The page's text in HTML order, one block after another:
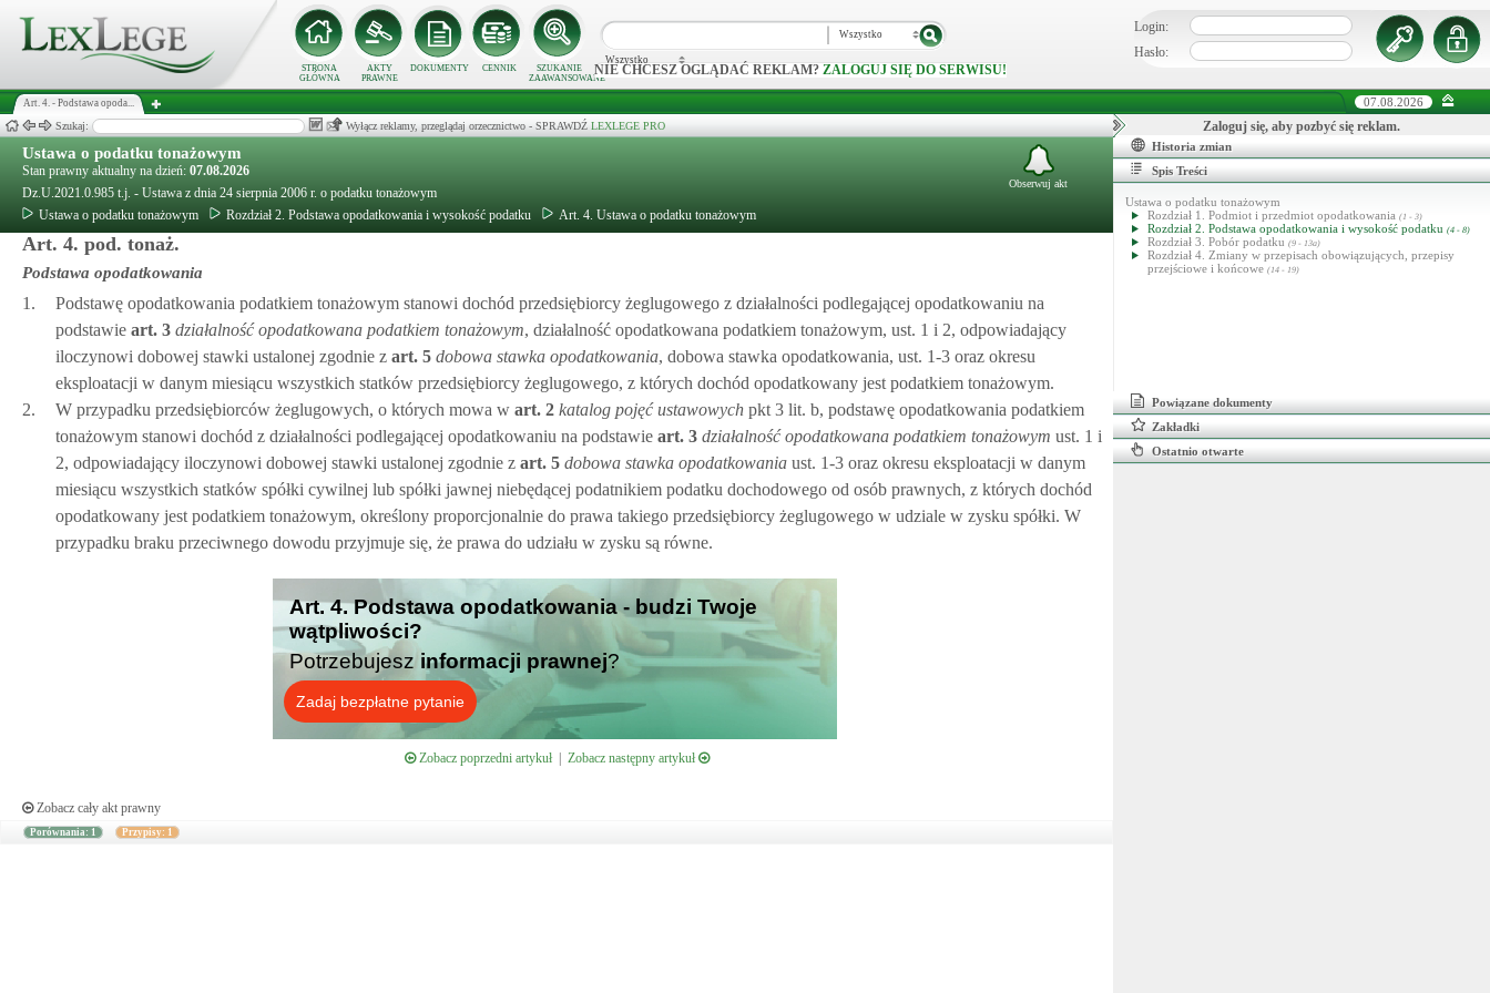
STRONA
GŁÓWNA
AKTY
PRAWNE
DOKUMENTY CENNIK
SZUKANIE
ZAAWANSOWANE
Wszystko
Wszystko
NIE CHCESZ OGLĄDAĆ REKLAM? ZALOGUJ SIĘ DO SERWISU!
Login:
Hasło:
Art. 4. - Podstawa opoda... 07.08.2026
Szukaj: Wyłącz reklamy, przeglądaj orzecznictwo - SPRAWDŹ LEXLEGE PRO
Ustawa o podatku tonażowym
Stan prawny aktualny na dzień: 07.08.2026
Dz.U.2021.0.985 t.j. - Ustawa z dnia 24 sierpnia 2006 r. o podatku tonażowym
Ustawa o podatku tonażowym
Rozdział 2. Podstawa opodatkowania i wysokość podatku Art. 4. Ustawa o podatku tonażowym
Obserwuj akt
Art. 4. pod. tonaż.
Podstawa opodatkowania
1.
Podstawę opodatkowania podatkiem tonażowym stanowi dochód przedsiębiorcy żeglugowego z działalności podlegającej opodatkowaniu na
podstawie art. 3 działalność opodatkowana podatkiem tonażowym, działalność opodatkowana podatkiem tonażowym, ust. 1 i 2, odpowiadający
iloczynowi dobowej stawki ustalonej zgodnie z art. 5 dobowa stawka opodatkowania, dobowa stawka opodatkowania, ust. 1-3 oraz okresu
eksploatacji w danym miesiącu wszystkich statków przedsiębiorcy żeglugowego, z których dochód opodatkowany jest podatkiem tonażowym.
2.
W przypadku przedsiębiorców żeglugowych, o których mowa w art. 2 katalog pojęć ustawowych pkt 3 lit. b, podstawę opodatkowania podatkiem
tonażowym stanowi dochód z działalności podlegającej opodatkowaniu na podstawie art. 3 działalność opodatkowana podatkiem tonażowym ust. 1 i
2, odpowiadający iloczynowi dobowej stawki ustalonej zgodnie z art. 5 dobowa stawka opodatkowania ust. 1-3 oraz okresu eksploatacji w danym
miesiącu wszystkich statków spółki cywilnej lub spółki jawnej niebędącej podatnikiem podatku dochodowego od osób prawnych, z których dochód
opodatkowany jest podatkiem tonażowym, określony proporcjonalnie do prawa takiego przedsiębiorcy żeglugowego w udziale w zysku spółki. W
przypadku braku przeciwnego dowodu przyjmuje się, że prawa do udziału w zysku są równe.
Art. 4. Podstawa opodatkowania - budzi Twoje
wątpliwości?
Potrzebujesz informacji prawnej?
Zadaj bezpłatne pytanie
Zobacz poprzedni artykuł| Zobacz następny artykuł
Zobacz cały akt prawny
Porównania: 1 Przypisy: 1
Zaloguj się, aby pozbyć się reklam.
Historia zmian
Spis Treści
Ustawa o podatku tonażowym
Rozdział 1. Podmiot i przedmiot opodatkowania (1 - 3)
Rozdział 2. Podstawa opodatkowania i wysokość podatku (4 - 8)
Rozdział 3. Pobór podatku (9 - 13a)
Rozdział 4. Zmiany w przepisach obowiązujących, przepisy
przejściowe i końcowe (14 - 19)
Powiązane dokumenty
Zakładki
Ostatnio otwarte